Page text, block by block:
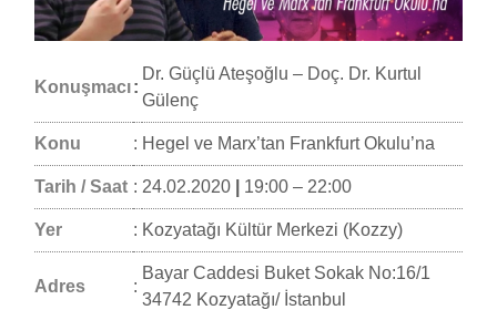
Konuşmacı:
Dr. Güçlü Ateşoğlu – Doç. Dr. Kurtul
Gülenç
Konu : Hegel ve Marx’tan Frankfurt Okulu’na
Tarih / Saat : 24.02.2020 19:00 – 22:00
Yer : Kozyatağı Kültür Merkezi (Kozzy)
Adres :
Bayar Caddesi Buket Sokak No:16/1
34742 Kozyatağı/ İstanbul